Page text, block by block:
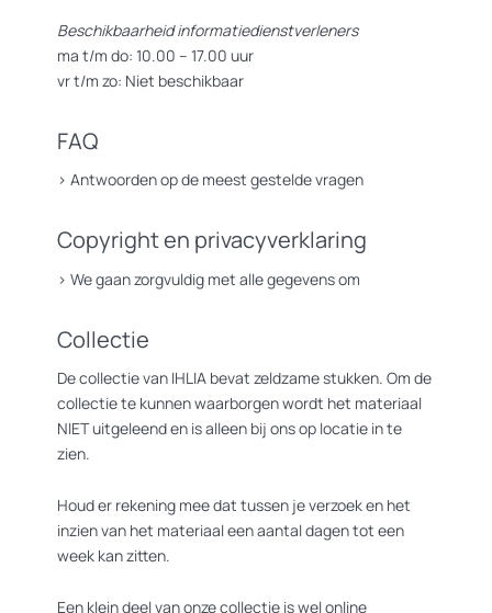
Beschikbaarheid informatiedienstverleners
ma t/m do: 10.00 – 17.00 uur
vr t/m zo: Niet beschikbaar
FAQ
> Antwoorden op de meest gestelde vragen
Copyright en privacyverklaring
> We gaan zorgvuldig met alle gegevens om
Collectie
De collectie van IHLIA bevat zeldzame stukken. Om de
collectie te kunnen waarborgen wordt het materiaal
NIET uitgeleend en is alleen bij ons op locatie in te
zien.
Houd er rekening mee dat tussen je verzoek en het
inzien van het materiaal een aantal dagen tot een
week kan zitten.
Een klein deel van onze collectie is wel online